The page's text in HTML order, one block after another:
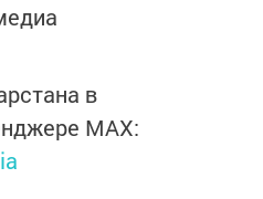
в
MАХ: